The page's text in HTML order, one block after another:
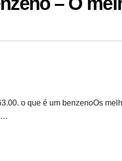
o que é um benzenoOs
…